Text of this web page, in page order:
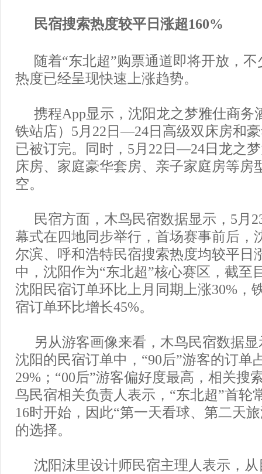
民宿搜索热度较平日涨超160%
随着“东北超”购票通道即将开放，
热度已经呈现快速上涨趋势。
携程App显示，沈阳龙之梦雅仕商务
铁站店）5月22日—24日高级双床房和
已被订完。同时，5月22日—24日龙之
床房、家庭豪华套房、亲子家庭房等房
空。
民宿方面，木鸟民宿数据显示，5月
幕式在四地同步举行，首场赛事前后，
尔滨、呼和浩特民宿搜索热度均较平日
中，沈阳作为“东北超”核心赛区，截至
沈阳民宿订单环比上月同期上涨30%，
宿订单环比增长45%。
另从游客画像来看，木鸟民宿数据
沈阳的民宿订单中，“90后”游客的订单
29%；“00后”游客偏好度最高，相关搜
鸟民宿相关负责人表示，“东北超”首轮
16时开始，因此“第一天看球、第二天
的选择。
沈阳沫里设计师民宿主理人表示，从